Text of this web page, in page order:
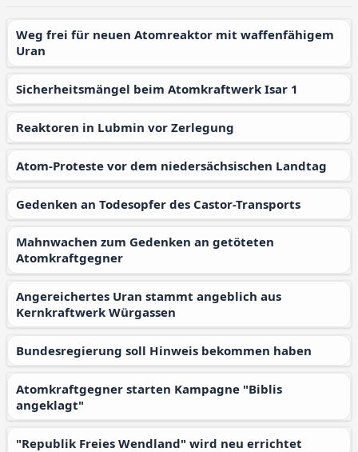
Weg frei für neuen Atomreaktor mit waffenfähigem
Uran
Sicherheitsmängel beim Atomkraftwerk Isar 1
Reaktoren in Lubmin vor Zerlegung
Atom-Proteste vor dem niedersächsischen Landtag
Gedenken an Todesopfer des Castor-Transports
Mahnwachen zum Gedenken an getöteten
Atomkraftgegner
Angereichertes Uran stammt angeblich aus
Kernkraftwerk Würgassen
Bundesregierung soll Hinweis bekommen haben
Atomkraftgegner starten Kampagne "Biblis
angeklagt"
"Republik Freies Wendland" wird neu errichtet